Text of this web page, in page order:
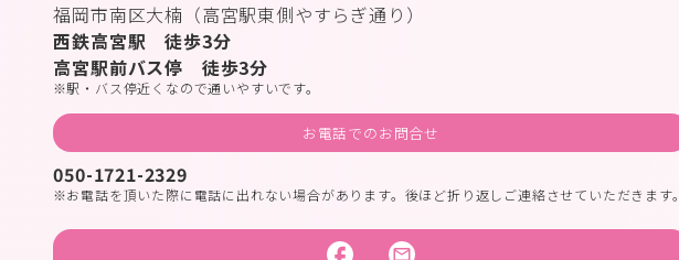
福岡市南区大楠（高宮駅東側やすらぎ通り）
西鉄高宮駅 徒歩3分
高宮駅前バス停 徒歩3分
駅・バス停近くなので通いやすいです。
お電話でのお問合せ
050-1721-2329
お電話を頂いた際に電話に出れない場合があります。後ほど折り返しご連絡させていただきます。